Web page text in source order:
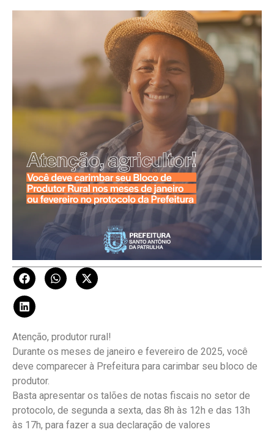
Atenção, produtor rural!
Durante os meses de janeiro e fevereiro de 2025, você
deve comparecer à Prefeitura para carimbar seu bloco de
produtor.
Basta apresentar os talões de notas fiscais no setor de
protocolo, de segunda a sexta, das 8h às 12h e das 13h
às 17h, para fazer a sua declaração de valores